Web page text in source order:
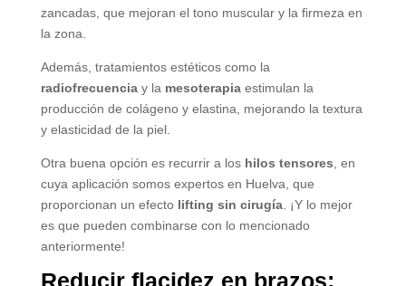
zancadas, que mejoran el tono muscular y la firmeza en
la zona.
Además, tratamientos estéticos como la
radiofrecuencia y la mesoterapia estimulan la
producción de colágeno y elastina, mejorando la textura
y elasticidad de la piel.
Otra buena opción es recurrir a loshilos tensores , en
cuya aplicación somos expertos en Huelva, que
proporcionan un efecto lifting sin cirugía. ¡Y lo mejor
es que pueden combinarse con lo mencionado
anteriormente!
Reducir flacidez en brazos: